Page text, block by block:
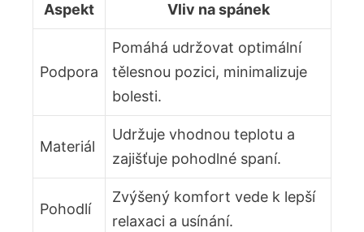
Aspekt Vliv na spánek
Podpora
Pomáhá udržovat optimální
tělesnou pozici, minimalizuje
bolesti.
Materiál
Udržuje vhodnou teplotu a
zajišťuje pohodlné spaní.
Pohodlí
Zvýšený komfort vede k lepší
relaxaci a usínání.